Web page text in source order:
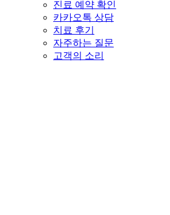
진료 예약 확인
카카오톡 상담
치료 후기
자주하는 질문
고객의 소리